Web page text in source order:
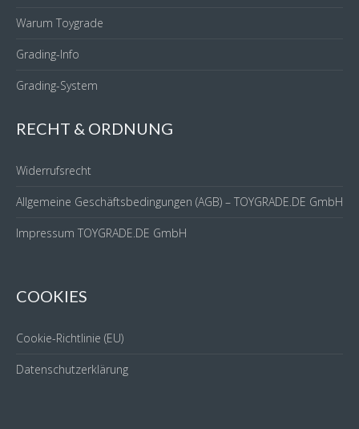
Warum Toygrade
Grading-Info
Grading-System
RECHT & ORDNUNG
Widerrufsrecht
Allgemeine Geschäftsbedingungen (AGB) – TOYGRADE.DE GmbH
Impressum TOYGRADE.DE GmbH
COOKIES
Cookie-Richtlinie (EU)
Datenschutzerklärung